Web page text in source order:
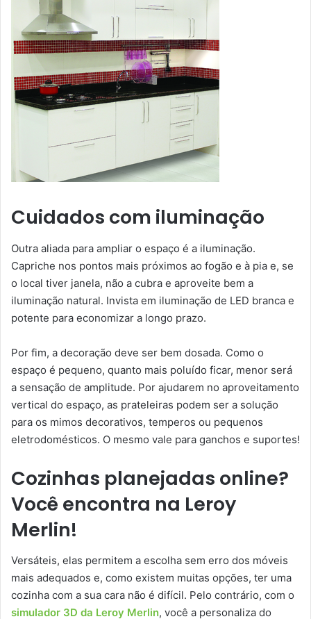
Cuidados com iluminação
Outra aliada para ampliar o espaço é a iluminação.
Capriche nos pontos mais próximos ao fogão e à pia e, se
o local tiver janela, não a cubra e aproveite bem a
iluminação natural. Invista em iluminação de LED branca e
potente para economizar a longo prazo.
Por fim, a decoração deve ser bem dosada. Como o
espaço é pequeno, quanto mais poluído ficar, menor será
a sensação de amplitude. Por ajudarem no aproveitamento
vertical do espaço, as prateleiras podem ser a solução
para os mimos decorativos, temperos ou pequenos
eletrodomésticos. O mesmo vale para ganchos e suportes!
Cozinhas planejadas online?
Você encontra na Leroy
Merlin!
Versáteis, elas permitem a escolha sem erro dos móveis
mais adequados e, como existem muitas opções, ter uma
cozinha com a sua cara não é difícil. Pelo contrário, com o
simulador 3D da Leroy Merlin, você a personaliza do